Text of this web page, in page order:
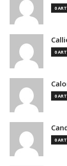
0
0
0
0